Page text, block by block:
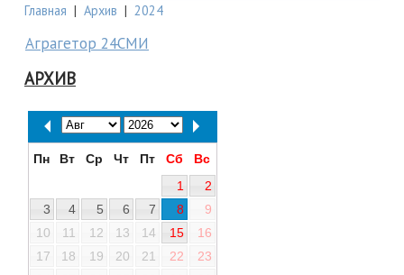
Главная | Архив | 2024
Аграгетор 24СМИ
АРХИВ
Пн Вт Ср Чт Пт Сб
Вс
1
2
3
4 5 6 7 8
9
10
11 12 13 14 15
16
17
18 19 20 21 22
23